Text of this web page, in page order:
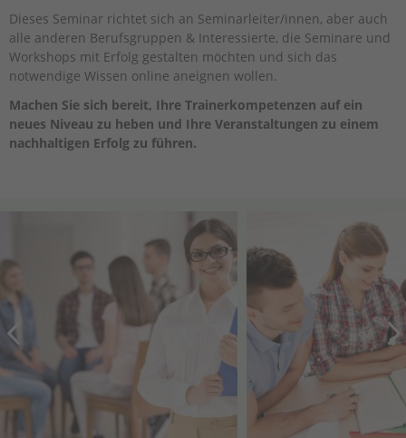
Dieses Seminar richtet sich an Seminarleiter/innen, aber auch
alle anderen Berufsgruppen & Interessierte, die Seminare und
Workshops mit Erfolg gestalten möchten und sich das
notwendige Wissen online aneignen wollen.
Machen Sie sich bereit, Ihre Trainerkompetenzen auf ein
neues Niveau zu heben und Ihre Veranstaltungen zu einem
nachhaltigen Erfolg zu führen.